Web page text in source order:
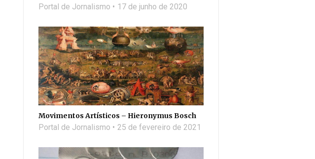
Portal de Jornalismo 17 de junho de 2020
Movimentos Artísticos – Hieronymus Bosch
Portal de Jornalismo 25 de fevereiro de 2021